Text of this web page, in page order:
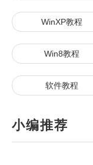
WinXP教程
Win8教程
软件教程
小编推荐